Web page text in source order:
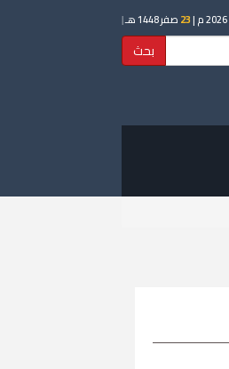
23 صفر 1448 هـ |
بحث